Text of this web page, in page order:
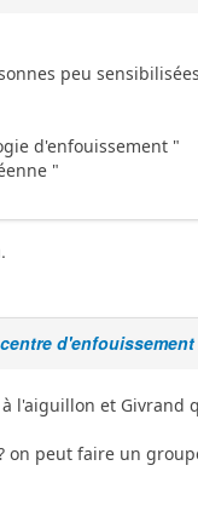
peu
d'enfouissement "
"
l'aiguillon et Givrand
on peut faire un